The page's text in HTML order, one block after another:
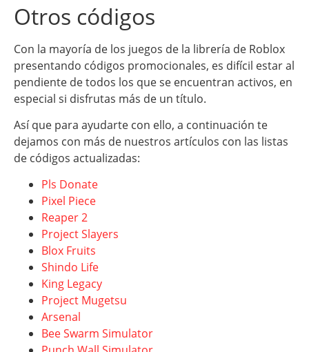
Otros códigos
Con la mayoría de los juegos de la librería de Roblox
presentando códigos promocionales, es difícil estar al
pendiente de todos los que se encuentran activos, en
especial si disfrutas más de un título.
Así que para ayudarte con ello, a continuación te
dejamos con más de nuestros artículos con las listas
de códigos actualizadas:
Pls Donate
Pixel Piece
Reaper 2
Project Slayers
Blox Fruits
Shindo Life
King Legacy
Project Mugetsu
Arsenal
Bee Swarm Simulator